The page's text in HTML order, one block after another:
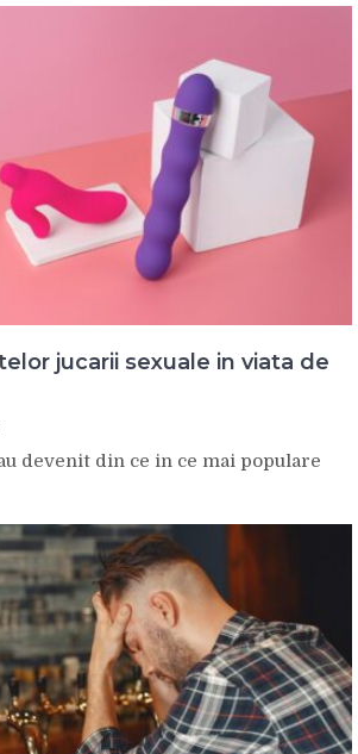
jucarii sexuale in viata de
devenit din ce in ce mai populare